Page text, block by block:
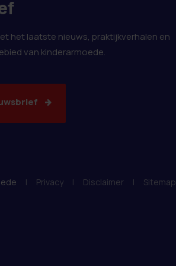
het laatste nieuws, praktijkverhalen en
van kinderarmoede.
| Privacy | Disclaimer | Sitemap